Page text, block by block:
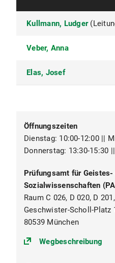
Kullmann, Ludger
Veber, Anna
Elas, Josef
Öffnungszeiten
Dienstag: 10:00-12:00 ||
Donnerstag: 13:30-15:30
Prüfungsamt für Geistes-
Sozialwissenschaften
Raum C 026, D 020, D
Geschwister-Scholl-Platz
80539 München
Wegbeschreibung